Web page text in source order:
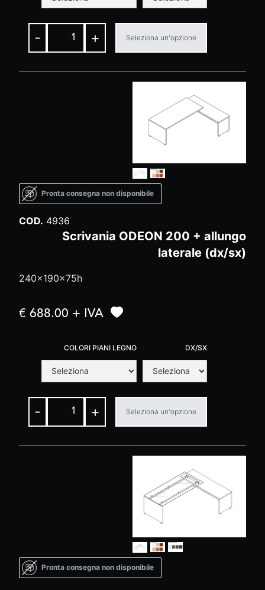
- + Seleziona un'opzione
Pronta consegna non disponibile
COD. 4936
Scrivania ODEON 200 + allungo
laterale (dx/sx)
240x190x75h
€ 688.00 + IVA
COLORI PIANI LEGNO DX/SX
- + Seleziona un'opzione
Pronta consegna non disponibile